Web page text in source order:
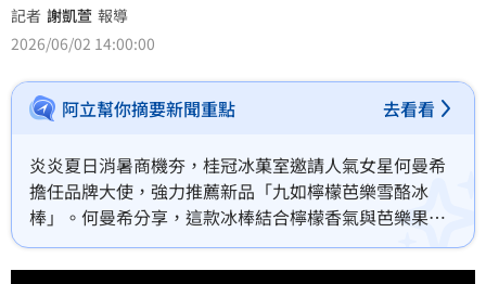
記者 謝凱萱 報導
2026/06/02 14:00:00
阿立幫你摘要新聞重點 去看看
炎炎夏日消暑商機夯，桂冠冰菓室邀請人氣女星何曼希
擔任品牌大使，強力推薦新品「九如檸檬芭樂雪酪冰
棒」。何曼希分享，這款冰棒結合檸檬香氣與芭樂果
乾，酸甜清爽層次豐富，已成為她拍戲空檔的消暑首
選。